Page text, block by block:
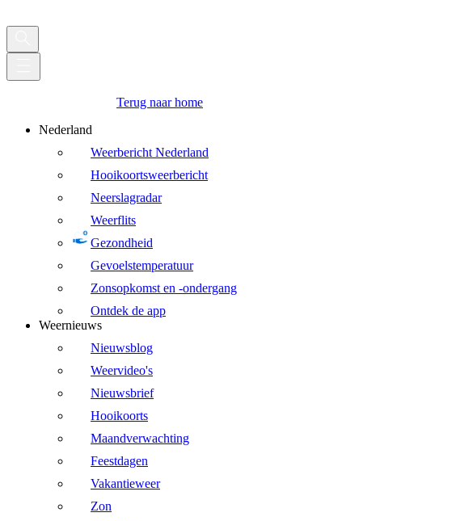
Terug naar home
Nederland
Weerbericht Nederland
Hooikoortsweerbericht
Neerslagradar
Weerflits
Gezondheid
Gevoelstemperatuur
Zonsopkomst en -ondergang
Ontdek de app
Weernieuws
Nieuwsblog
Weervideo's
Nieuwsbrief
Hooikoorts
Maandverwachting
Feestdagen
Vakantieweer
Zon